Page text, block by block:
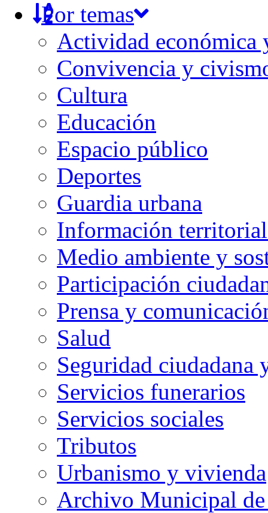
Por temas
Actividad económica
Convivencia y
Cultura
Educación
Espacio público
Deportes
Guardia urbana
Información
Medio ambiente y
Participación
Prensa y
Salud
Seguridad ciudadana
Servicios funerarios
Servicios sociales
Tributos
Urbanismo y vivienda
Archivo Municipal de